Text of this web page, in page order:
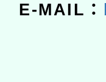
E-MAIL：